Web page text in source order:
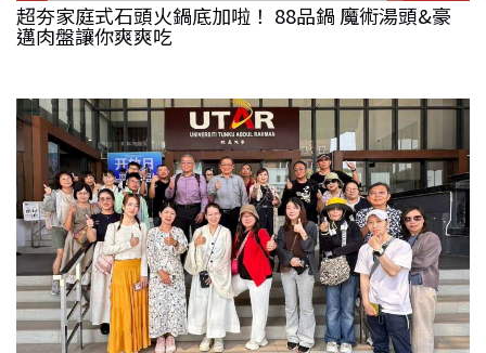
超夯家庭式石頭火鍋底加啦！ 88品鍋 魔術湯頭&豪
邁肉盤讓你爽爽吃